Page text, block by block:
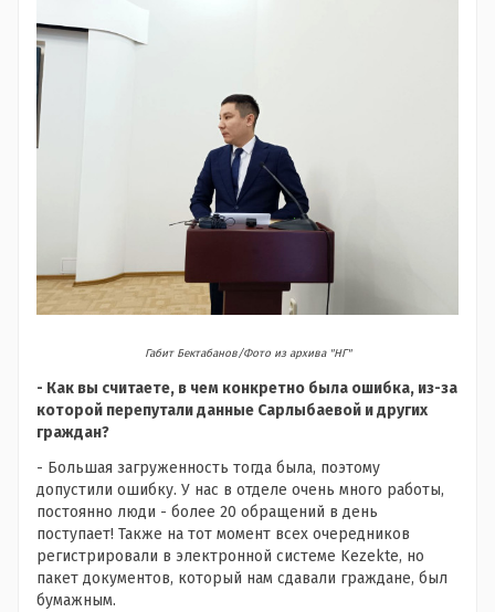
Габит Бектабанов/Фото из архива "НГ"
- Как вы считаете, в чем конкретно была ошибка, из-за
которой перепутали данные Сарлыбаевой и других
граждан?
- Большая загруженность тогда была, поэтому
допустили ошибку. У нас в отделе очень много работы,
постоянно люди - более 20 обращений в день
поступает! Также на тот момент всех очередников
регистрировали в электронной системе Kezekte, но
пакет документов, который нам сдавали граждане, был
бумажным.